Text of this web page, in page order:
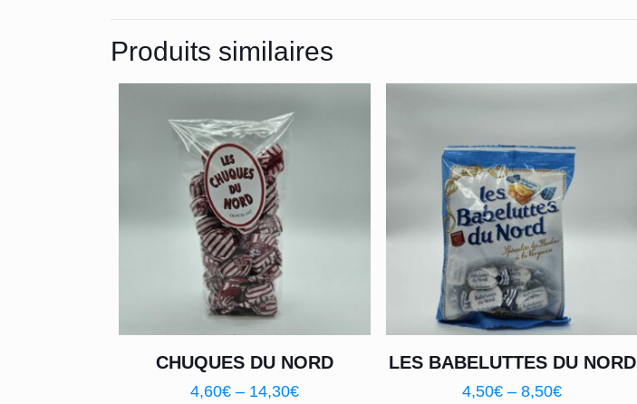
Produits similaires
CHUQUES DU NORD
4,60€– 14,30€
LES BABELUTTES DU NORD
4,50€ –8,50€